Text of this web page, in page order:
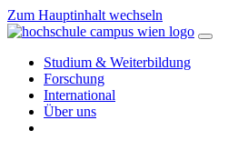
Zum Hauptinhalt wechseln
Studium & Weiterbildung
Forschung
International
Über uns